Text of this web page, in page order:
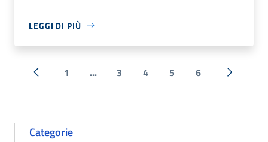
LEGGI DI PIÙ
« Precedente
1 ... 3 4 5 6
Categorie